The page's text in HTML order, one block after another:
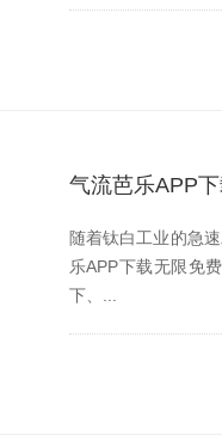
气流芭乐APP
随着钛白工业的急速
乐APP下载无限免费
下、...